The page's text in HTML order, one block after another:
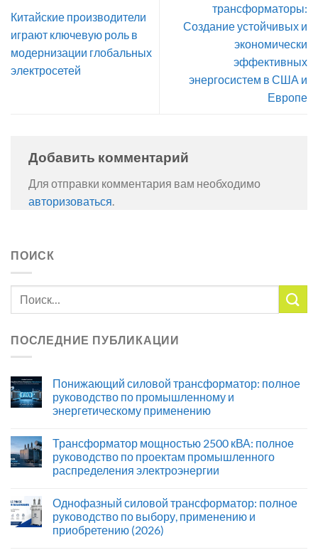
Китайские производители
играют ключевую роль в
модернизации глобальных
электросетей
трансформаторы:
Создание устойчивых и
экономически
эффективных
энергосистем в США и
Европе
Добавить комментарий
Для отправки комментария вам необходимо
авторизоваться.
ПОИСК
ПОСЛЕДНИЕ ПУБЛИКАЦИИ
Понижающий силовой трансформатор: полное
руководство по промышленному и
энергетическому применению
Трансформатор мощностью 2500 кВА: полное
руководство по проектам промышленного
распределения электроэнергии
Однофазный силовой трансформатор: полное
руководство по выбору, применению и
приобретению (2026)